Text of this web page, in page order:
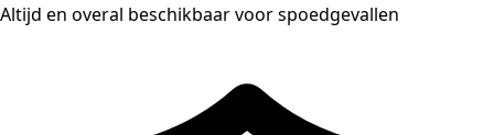
Altijd en overal beschikbaar voor spoedgevallen